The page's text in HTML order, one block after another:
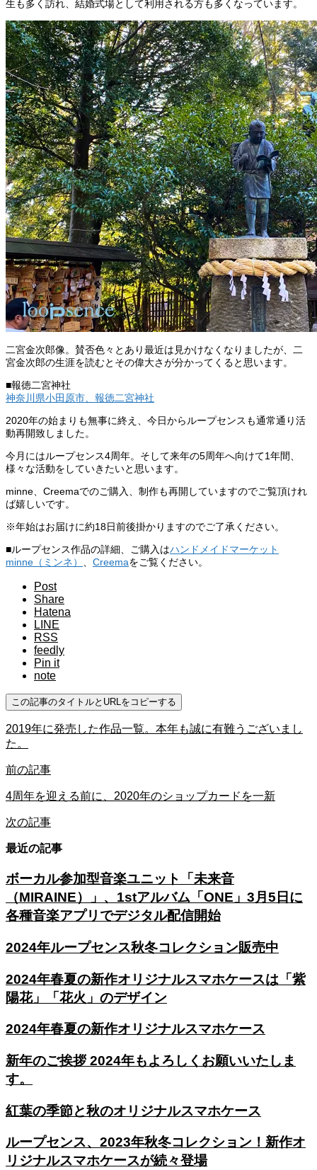
生も多く訪れ、結婚式場として利用される方も多くなっています。
二宮金次郎像。賛否色々とあり最近は見かけなくなりましたが、二
宮金次郎の生涯を読むとその偉大さが分かってくると思います。
■報徳二宮神社
神奈川県小田原市、報徳二宮神社
2020年の始まりも無事に終え、今日からループセンスも通常通り活
動再開致しました。
今月にはループセンス4周年。そして来年の5周年へ向けて1年間、
様々な活動をしていきたいと思います。
minne、Creemaでのご購入、制作も再開していますのでご覧頂けれ
ば嬉しいです。
※年始はお届けに約18日前後掛かりますのでご了承ください。
■ループセンス作品の詳細、ご購入はハンドメイドマーケット
minne（ミンネ） 、 Creemaをご覧ください。
Post
Share
Hatena
LINE
RSS
feedly
Pin it
note
この記事のタイトルとURLをコピーする
2019年に発売した作品一覧。本年も誠に有難うございまし
た。
前の記事
4周年を迎える前に、2020年のショップカードを一新
次の記事
最近の記事
ボーカル参加型音楽ユニット「未来音
（MIRAINE）」、1stアルバム「ONE」3月5日に
各種音楽アプリでデジタル配信開始
2024年ループセンス秋冬コレクション販売中
2024年春夏の新作オリジナルスマホケースは「紫
陽花」「花火」のデザイン
2024年春夏の新作オリジナルスマホケース
新年のご挨拶 2024年もよろしくお願いいたしま
す。
紅葉の季節と秋のオリジナルスマホケース
ループセンス、2023年秋冬コレクション！新作オ
リジナルスマホケースが続々登場